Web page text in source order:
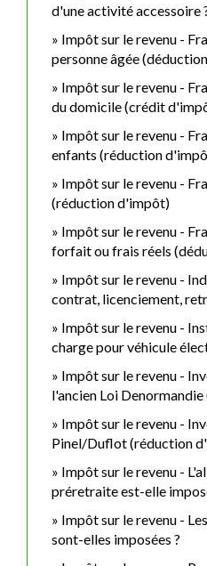
d'une activité accessoire
Impôt sur le revenu -
personne âgée
Impôt sur le revenu -
du domicile (crédit
Impôt sur le revenu -
enfants (réduction
Impôt sur le revenu -
(réduction d'impôt)
Impôt sur le revenu -
forfait ou frais réels
Impôt sur le revenu -
contrat, licenciement,
Impôt sur le revenu -
charge pour véhicule
Impôt sur le revenu -
l'ancien Loi
Impôt sur le revenu -
Pinel/Duflot (réduction
Impôt sur le revenu -
préretraite est-elle
Impôt sur le revenu -
sont-elles imposées ?